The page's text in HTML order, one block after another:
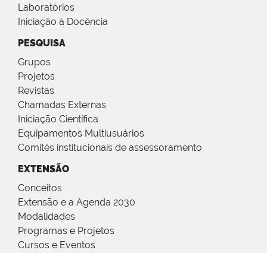
Laboratórios
Iniciação à Docência
PESQUISA
Grupos
Projetos
Revistas
Chamadas Externas
Iniciação Científica
Equipamentos Multiusuários
Comitês institucionais de assessoramento
EXTENSÃO
Conceitos
Extensão e a Agenda 2030
Modalidades
Programas e Projetos
Cursos e Eventos